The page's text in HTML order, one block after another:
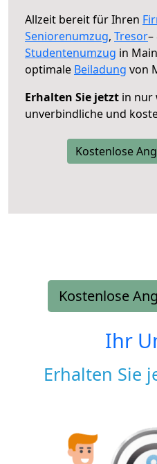
Allzeit bereit für Ihren
Seniorenumzug, Tresor–
Studentenumzug in
optimale Beiladung von
Erhalten Sie jetzt in nur
unverbindliche und
Kostenlose
Kostenlose
Ihr
Erhalten Sie